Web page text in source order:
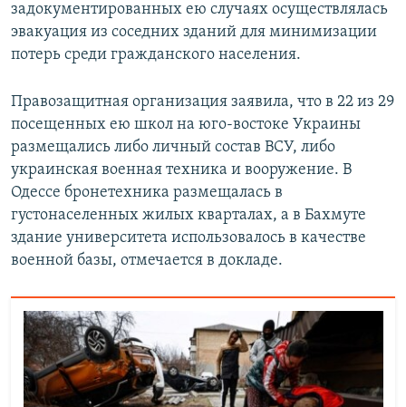
задокументированных ею случаях осуществлялась
эвакуация из соседних зданий для минимизации
потерь среди гражданского населения.
Правозащитная организация заявила, что в 22 из 29
посещенных ею школ на юго-востоке Украины
размещались либо личный состав ВСУ, либо
украинская военная техника и вооружение. В
Одессе бронетехника размещалась в
густонаселенных жилых кварталах, а в Бахмуте
здание университета использовалось в качестве
военной базы, отмечается в докладе.